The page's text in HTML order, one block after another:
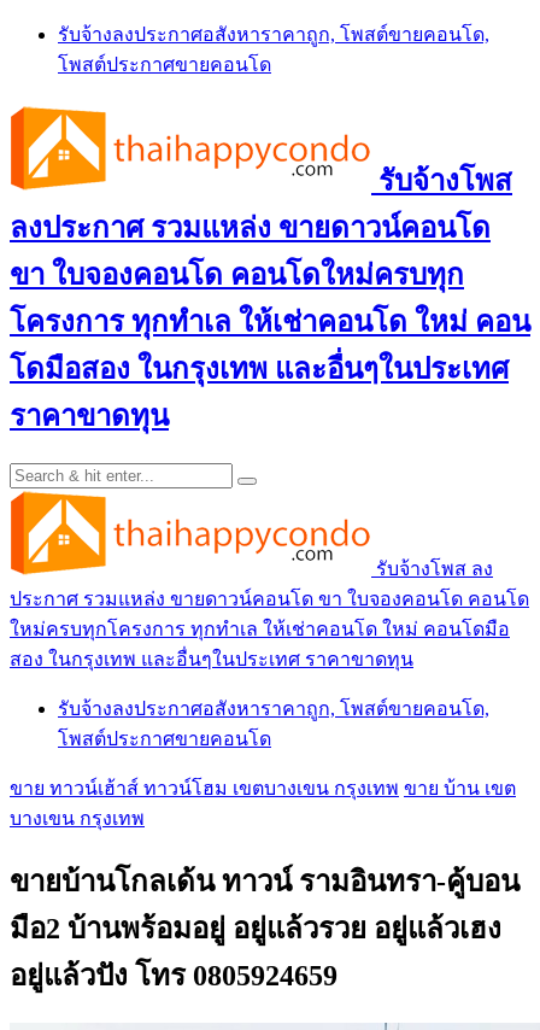
Skip
content
รับจ้างลงประกาศอสังหาราคาถูก, โพสต์ขายคอนโด,
โพสต์ประกาศขายคอนโด
รับจ้างโพส
ลงประกาศ รวมแหล่ง ขายดาวน์คอนโด
ขา ใบจองคอนโด คอนโดใหม่ครบทุก
โครงการ ทุกทำเล ให้เช่าคอนโด ใหม่ คอน
โดมือสอง ในกรุงเทพ และอื่นๆในประเทศ
ราคาขาดทุน
รับจ้างโพส ลง
ประกาศ รวมแหล่ง ขายดาวน์คอนโด ขา ใบจองคอนโด คอนโด
ใหม่ครบทุกโครงการ ทุกทำเล ให้เช่าคอนโด ใหม่ คอนโดมือ
สอง ในกรุงเทพ และอื่นๆในประเทศ ราคาขาดทุน
รับจ้างลงประกาศอสังหาราคาถูก, โพสต์ขายคอนโด,
โพสต์ประกาศขายคอนโด
ขาย ทาวน์เฮ้าส์ ทาวน์โฮม เขตบางเขน กรุงเทพ ขาย บ้าน เขต
บางเขน กรุงเทพ
ขายบ้านโกลเด้น ทาวน์ รามอินทรา-คู้บอน
มือ2 บ้านพร้อมอยู่ อยู่แล้วรวย อยู่แล้วเฮง
อยู่แล้วปัง โทร 0805924659